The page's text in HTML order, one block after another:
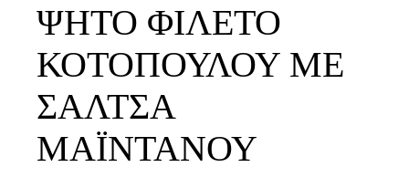
ΨΗΤΟ ΦΙΛΕΤΟ
ΚΟΤΟΠΟΥΛΟΥ ΜΕ
ΣΑΛΤΣΑ
ΜΑΪΝΤΑΝΟΥ